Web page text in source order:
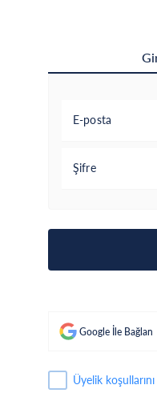
E-posta
Şifre
Google İle Bağlan
Üyelik koşullarını